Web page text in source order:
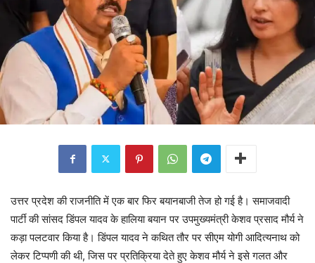
उत्तर प्रदेश की राजनीति में एक बार फिर बयानबाजी तेज हो गई है। समाजवादी
पार्टी की सांसद डिंपल यादव के हालिया बयान पर उपमुख्यमंत्री केशव प्रसाद मौर्य ने
कड़ा पलटवार किया है। डिंपल यादव ने कथित तौर पर सीएम योगी आदित्यनाथ को
लेकर टिप्पणी की थी, जिस पर प्रतिक्रिया देते हुए केशव मौर्य ने इसे गलत और